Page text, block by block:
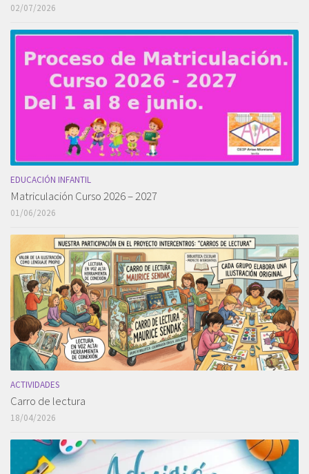
02/07/2026
EDUCACIÓN INFANTIL
Matriculación Curso 2026 – 2027
01/06/2026
ACTIVIDADES
Carro de lectura
18/04/2026